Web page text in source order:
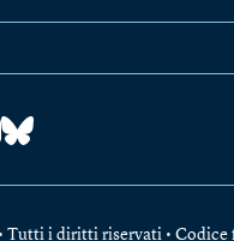
Tutti i diritti riservati • Codice